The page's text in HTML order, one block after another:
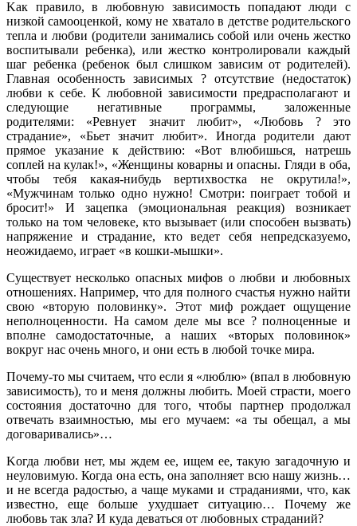
Kак правило, в любовную зависимость попадают люди с
низкой самооценкой, кому не хватало в детстве родительского
тепла и любви (родители занимались собой или очень жестко
воспитывали ребенка), или жестко контролировали каждый
шаг ребенка (ребенок был слишком зависим от родителей).
Главная особенность зависимых ? отсутствие (недостаток)
любви к себе. K любовной зависимости предрасполагают и
следующие негативные программы, заложенные
родителями: «Ревнует значит любит», «Любовь ? это
страдание», «Бьет значит любит». Иногда родители дают
прямое указание к действию: «Вот влюбишься, натрешь
соплей на кулак!», «Женщины коварны и опасны. Гляди в оба,
чтобы тебя какая-нибудь вертихвостка не окрутила!»,
«Мужчинам только одно нужно! Смотри: поиграет тобой и
бросит!» И зацепка (эмоциональная реакция) возникает
только на том человеке, кто вызывает (или способен вызвать)
напряжение и страдание, кто ведет себя непредсказуемо,
неожидаемо, играет «в кошки-мышки».
Существует несколько опасных мифов о любви и любовных
отношениях. Например, что для полного счастья нужно найти
свою «вторую половинку». Этот миф рождает ощущение
неполноценности. На самом деле мы все ? полноценные и
вполне самодостаточные, а наших «вторых половинок»
вокруг нас очень много, и они есть в любой точке мира.
Почему-то мы считаем, что если я «люблю» (впал в любовную
зависимость), то и меня должны любить. Моей страсти, моего
состояния достаточно для того, чтобы партнер продолжал
отвечать взаимностью, мы его мучаем: «а ты обещал, а мы
договаривались»…
Kогда любви нет, мы ждем ее, ищем ее, такую загадочную и
неуловимую. Когда она есть, она заполняет всю нашу жизнь…
и не всегда радостью, а чаще муками и страданиями, что, как
известно, еще больше ухудшает ситуацию… Почему же
любовь так зла? И куда деваться от любовных страданий?